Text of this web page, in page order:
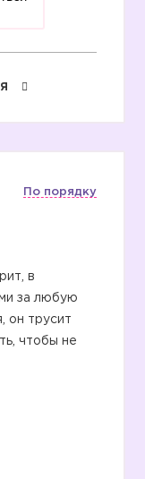
По порядку
в
за любую
он трусит
чтобы не